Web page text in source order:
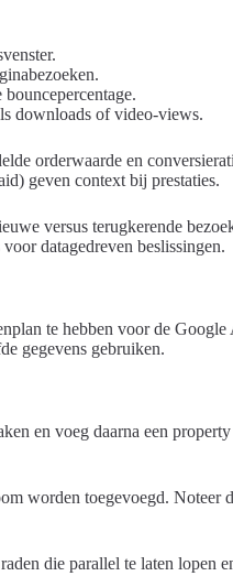
downloads of video-views.
orderwaarde en
geven context bij prestaties.
versus terugkerende
datagedreven beslissingen.
te hebben voor de
gegevens gebruiken.
en voeg daarna een
worden toegevoegd. Noteer
die parallel te laten lopen